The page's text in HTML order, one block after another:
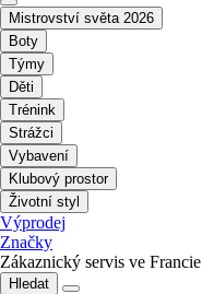
Mistrovství světa 2026
Boty
Týmy
Děti
Trénink
Strážci
Vybavení
Klubový prostor
Životní styl
Výprodej
Značky
Zákaznický servis ve Francie
Hledat